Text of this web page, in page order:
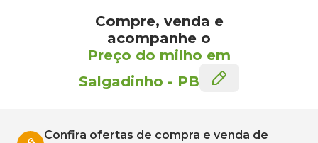
Compre, venda e
acompanhe o
Preço do milho em
Salgadinho - PB
Confira ofertas de compra e venda de